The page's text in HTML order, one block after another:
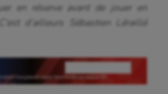
en réserve avant de jouer en
d’ailleurs Sébastien Léraillé